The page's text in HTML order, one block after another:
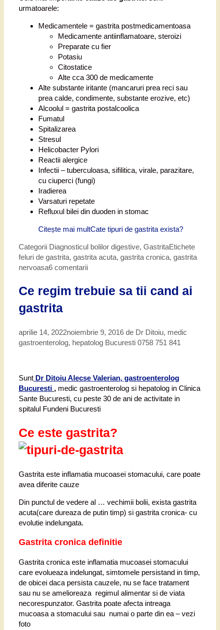
urmatoarele:
Medicamentele = gastrita postmedicamentoasa
Medicamente antiinflamatoare, steroizi
Preparate cu fier
Potasiu
Citostatice
Alte cca 300 de medicamente
Alte substante iritante (mancaruri prea reci sau
prea calde, condimente, substante erozive, etc)
Alcoolul = gastrita postalcoolica
Fumatul
Spitalizarea
Stresul
Helicobacter Pylori
Reactii alergice
Infectii – tuberculoasa, sifilitica, virale, parazitare,
cu ciuperci (fungi)
Iradierea
Varsaturi repetate
Refluxul bilei din duoden in stomac
Citește mai multCate tipuri de gastrita exista?
Categorii Diagnosticul bolilor digestive, GastritaEtichete
feluri de gastrita, gastrita acuta, gastrita cronica, gastrita
nervoasa6 comentarii
Ce regim trebuie sa tii cand ai
gastrita
aprilie 14, 2022noiembrie 9, 2016 de Dr Ditoiu, medic
gastroenterolog, hepatolog Bucuresti 0758 751 841
Sunt Dr Ditoiu Alecse Valerian, gastroenterolog
Bucuresti , medic gastroenterolog si hepatolog in Clinica
Sante Bucuresti, cu peste 30 de ani de activitate in
spitalul Fundeni Bucuresti
Ce este gastrita?
Gastrita este inflamatia mucoasei stomacului, care poate
avea diferite cauze
Din punctul de vedere al … vechimii bolii, exista gastrita
acuta(care dureaza de putin timp) si gastrita cronica- cu
evolutie indelungata.
Gastrita cronica definitie
Gastrita cronica este inflamatia mucoasei stomacului
care evolueaza indelungat, simtomele persistand in timp,
de obicei daca persista cauzele, nu se face tratament
sau nu se amelioreaza regimul alimentar si de viata
necorespunzator. Gastrita poate afecta intreaga
mucoasa a stomacului sau numai o parte din ea – vezi
foto